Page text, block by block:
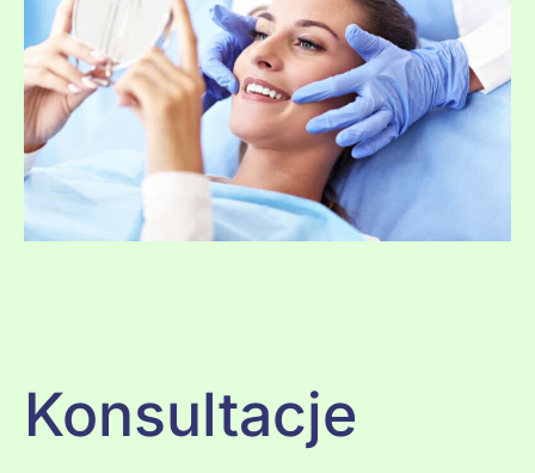
Konsultacje